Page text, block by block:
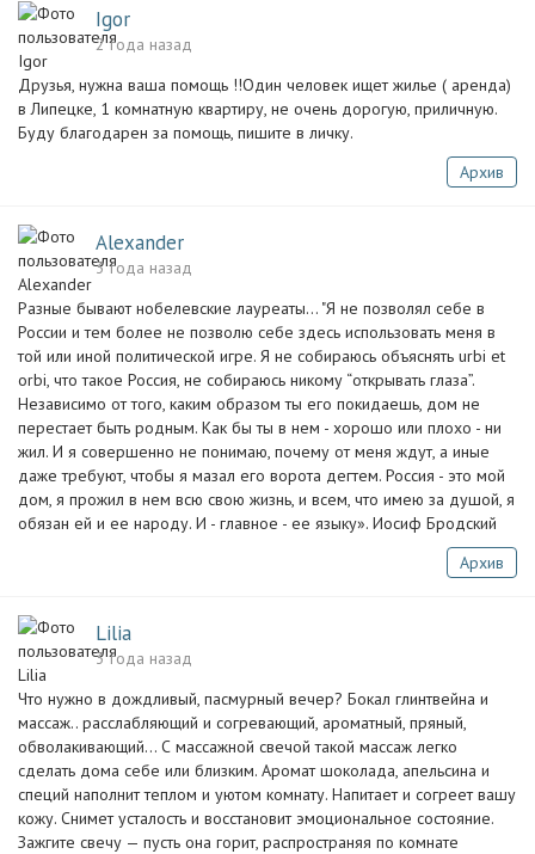
Igor
2 года назад
Друзья, нужна ваша помощь !!Один человек ищет жилье ( аренда)
в Липецке, 1 комнатную квартиру, не очень дорогую, приличную.
Буду благодарен за помощь, пишите в личку.
Архив
Alexander
3 года назад
Разные бывают нобелевские лауреаты... "Я не позволял себе в
России и тем более не позволю себе здесь использовать меня в
той или иной политической игре. Я не собираюсь объяснять urbi et
orbi, что такое Россия, не собираюсь никому “открывать глаза”.
Независимо от того, каким образом ты его покидаешь, дом не
перестает быть родным. Как бы ты в нем - хорошо или плохо - ни
жил. И я совершенно не понимаю, почему от меня ждут, а иные
даже требуют, чтобы я мазал его ворота дегтем. Россия - это мой
дом, я прожил в нем всю свою жизнь, и всем, что имею за душой, я
обязан ей и ее народу. И - главное - ее языку». Иосиф Бродский
Архив
Lilia
3 года назад
Что нужно в дождливый, пасмурный вечер? Бокал глинтвейна и
массаж.. расслабляющий и согревающий, ароматный, пряный,
обволакивающий... С массажной свечой такой массаж легко
сделать дома себе или близким. Аромат шоколада, апельсина и
специй наполнит теплом и уютом комнату. Напитает и согреет вашу
кожу. Снимет усталость и восстановит эмоциональное состояние.
Зажгите свечу — пусть она горит, распространяя по комнате